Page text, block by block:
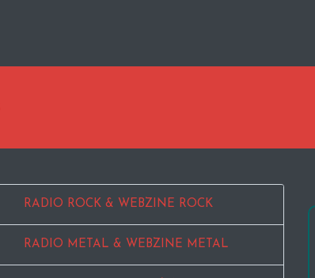
RADIO ROCK & WEBZINE ROCK
RADIO METAL & WEBZINE METAL